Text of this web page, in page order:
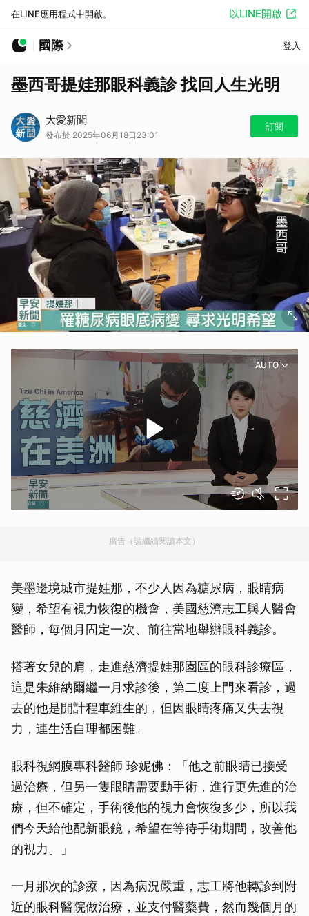
在LINE應用程式中開啟。 以LINE開啟
國際 登入
墨西哥提娃那眼科義診 找回人生光明
大愛新聞
發布於 2025年06月18日23:01
訂閱
AUTO
廣告（請繼續閱讀本文）
美墨邊境城市提娃那，不少人因為糖尿病，眼睛病
變，希望有視力恢復的機會，美國慈濟志工與人醫會
醫師，每個月固定一次、前往當地舉辦眼科義診。
搭著女兒的肩，走進慈濟提娃那園區的眼科診療區，
這是朱維納爾繼一月求診後，第二度上門來看診，過
去的他是開計程車維生的，但因眼睛疼痛又失去視
力，連生活自理都困難。
眼科視網膜專科醫師 珍妮佛：「他之前眼睛已接受
過治療，但另一隻眼睛需要動手術，進行更先進的治
療，但不確定，手術後他的視力會恢復多少，所以我
們今天給他配新眼鏡，希望在等待手術期間，改善他
的視力。」
一月那次的診療，因為病況嚴重，志工將他轉診到附
近的眼科醫院做治療，並支付醫藥費，然而幾個月的